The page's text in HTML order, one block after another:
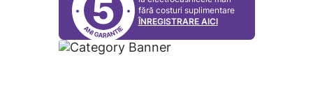
5
fără costuri suplimentare
ÎNREGISTRARE AICI